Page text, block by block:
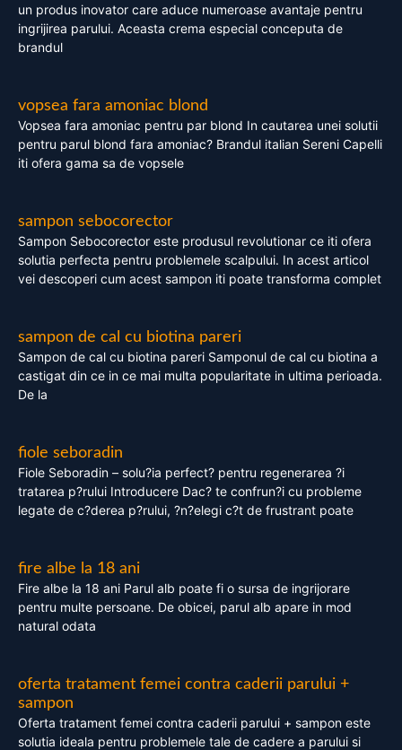
un produs inovator care aduce numeroase avantaje pentru
ingrijirea parului. Aceasta crema especial conceputa de
brandul
vopsea fara amoniac blond
Vopsea fara amoniac pentru par blond In cautarea unei solutii
pentru parul blond fara amoniac? Brandul italian Sereni Capelli
iti ofera gama sa de vopsele
sampon sebocorector
Sampon Sebocorector este produsul revolutionar ce iti ofera
solutia perfecta pentru problemele scalpului. In acest articol
vei descoperi cum acest sampon iti poate transforma complet
sampon de cal cu biotina pareri
Sampon de cal cu biotina pareri Samponul de cal cu biotina a
castigat din ce in ce mai multa popularitate in ultima perioada.
De la
fiole seboradin
Fiole Seboradin – solu?ia perfect? pentru regenerarea ?i
tratarea p?rului Introducere Dac? te confrun?i cu probleme
legate de c?derea p?rului, ?n?elegi c?t de frustrant poate
fire albe la 18 ani
Fire albe la 18 ani Parul alb poate fi o sursa de ingrijorare
pentru multe persoane. De obicei, parul alb apare in mod
natural odata
oferta tratament femei contra caderii parului +
sampon
Oferta tratament femei contra caderii parului + sampon este
solutia ideala pentru problemele tale de cadere a parului si